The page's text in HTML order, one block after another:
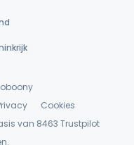
Cookies
van 8463 Trustpilot